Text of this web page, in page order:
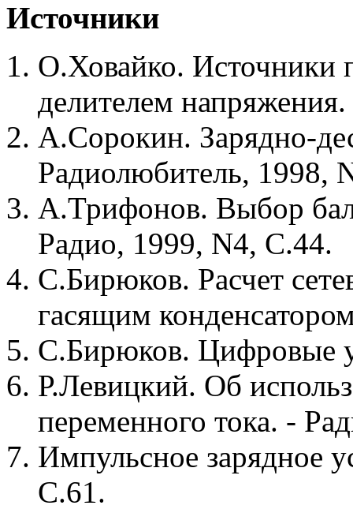
Источники
О.Ховайко. Источники
делителем
А.Сорокин. Зарядно-
Радиолюбитель, 1998,
А.Трифонов. Выбор
Радио, 1999, N4, С.44.
С.Бирюков. Расчет
гасящим
С.Бирюков. Цифровые
Р.Левицкий. Об
переменного тока. -
Импульсное зарядное
С.61.